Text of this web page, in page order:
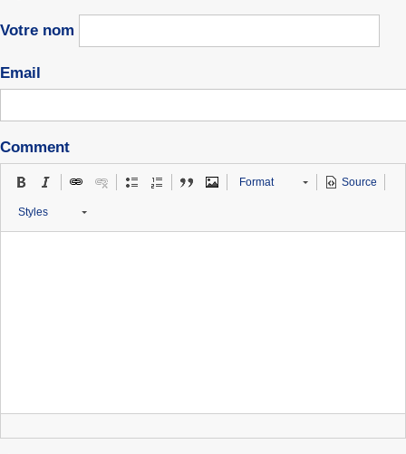
Votre nom
Email
Comment
Format Source
Styles